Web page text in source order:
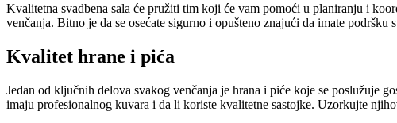
Kvalitetna svadbena sala će pružiti tim koji će vam pomoći u planiranju i
venčanja. Bitno je da se osećate sigurno i opušteno znajući da imate
Kvalitet hrane i pića
Jedan od ključnih delova svakog venčanja je hrana i piće koje se poslužuje
imaju profesionalnog kuvara i da li koriste kvalitetne sastojke. Uzorkujte